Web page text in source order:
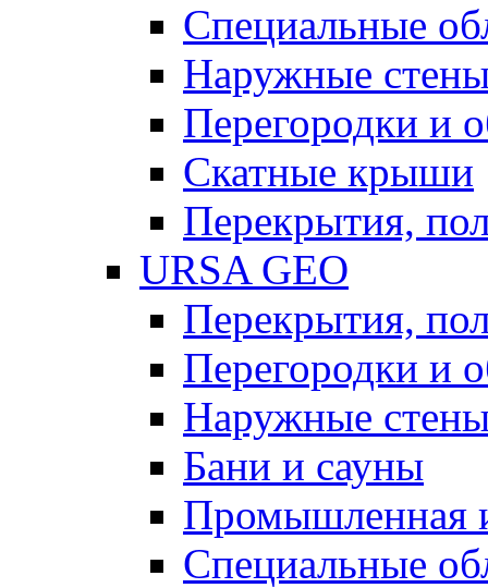
Специальные
Наружные
Перегородки и
Скатные крыши
Перекрытия,
URSA GEO
Перекрытия,
Перегородки и
Наружные
Бани и сауны
Промышленная
Специальные